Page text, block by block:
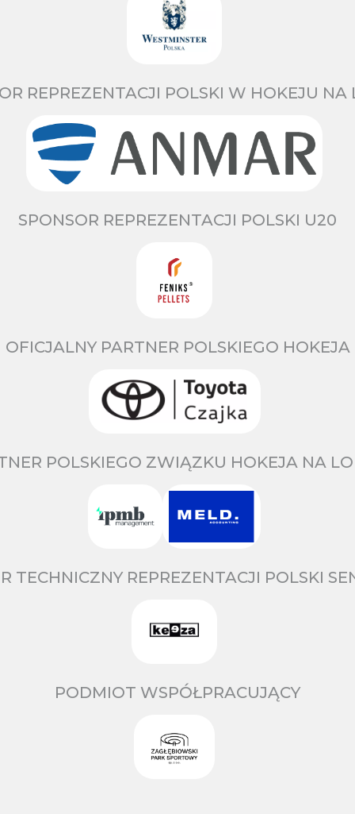
REPREZENTACJI POLSKI W HOKEJU NA
SPONSOR REPREZENTACJI POLSKI U20
OFICJALNY PARTNER POLSKIEGO HOKEJA
POLSKIEGO ZWIĄZKU HOKEJA NA
TECHNICZNY REPREZENTACJI POLSKI
PODMIOT WSPÓŁPRACUJĄCY